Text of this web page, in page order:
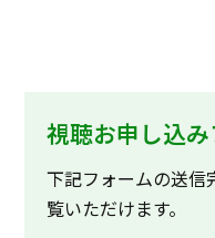
視聴お申し込
下記フォームの送信
覧いただけます。